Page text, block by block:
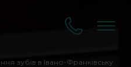
зубів в Івано-Франківську